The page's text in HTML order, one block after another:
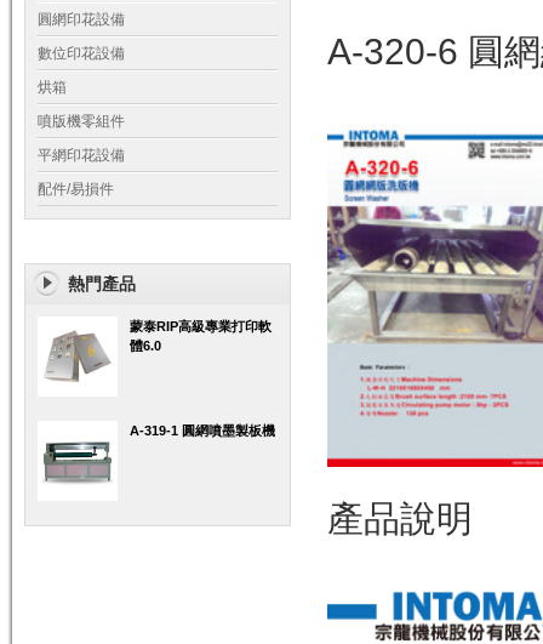
圓網印花設備
數位印花設備
烘箱
噴版機零組件
平網印花設備
配件/易損件
熱門產品
蒙泰RIP高級專業打印軟
體6.0
A-319-1 圓網噴墨製板機
A-320-6 圓
產品說明